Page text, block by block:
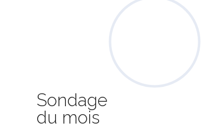
Sondage
du mois